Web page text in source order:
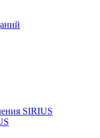
SIRIUS